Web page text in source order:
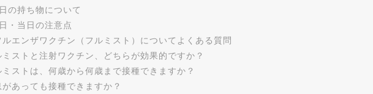
の持ち物について
・当日の注意点
ルエンザワクチン（フルミスト）についてよくある質問
ストと注射ワクチン、どちらが効果的ですか？
ストは、何歳から何歳まで接種できますか？
あっても接種できますか？